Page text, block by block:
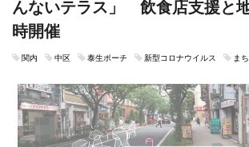
んないテラス」 飲食店支援と
時開催
関内 中区 泰生ポーチ 新型コロナウイルス ま